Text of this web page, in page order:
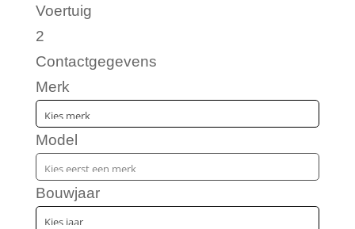
Voertuig
2
Contactgegevens
Merk
Model
Bouwjaar